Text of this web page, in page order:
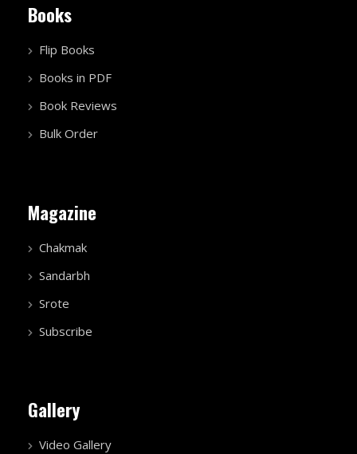
Books
Flip Books
Books in PDF
Book Reviews
Bulk Order
Magazine
Chakmak
Sandarbh
Srote
Subscribe
Gallery
Video Gallery